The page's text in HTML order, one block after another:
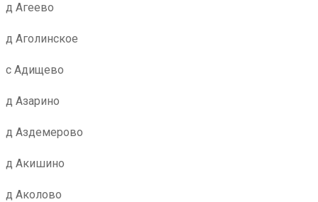
д Агеево
д Аголинское
с Адищево
д Азарино
д Аздемерово
д Акишино
д Аколово